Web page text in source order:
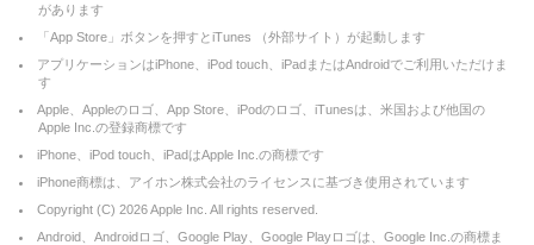
があります
「App Store」ボタンを押すとiTunes （外部サイト）が起動します
アプリケーションはiPhone、iPod touch、iPadまたはAndroidでご利用いただけま
す
Apple、Appleのロゴ、App Store、iPodのロゴ、iTunesは、米国および他国の
Apple Inc.の登録商標です
iPhone、iPod touch、iPadはApple Inc.の商標です
iPhone商標は、アイホン株式会社のライセンスに基づき使用されています
Copyright (C) 2026Apple Inc. All rights reserved.
Android、Androidロゴ、Google Play、Google Playロゴは、Google Inc.の商標ま